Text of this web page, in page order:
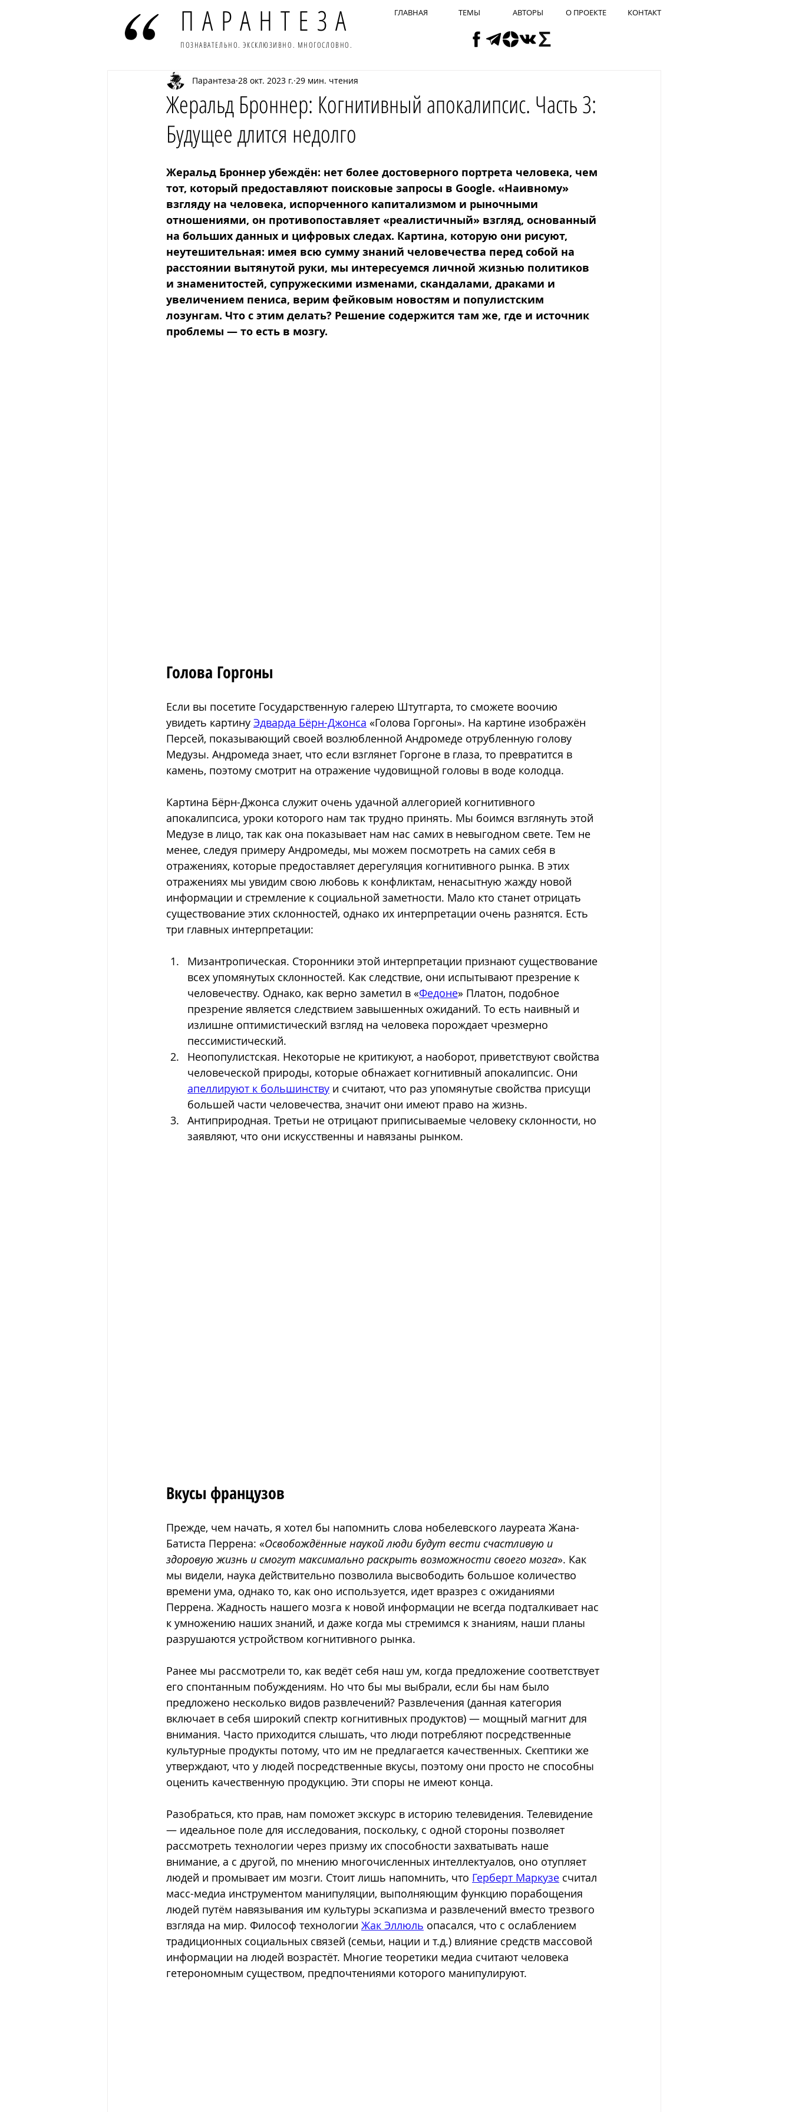
ПАРАНТЕЗА
ПОЗНАВАТЕЛЬНО. ЭКСКЛЮЗИВНО. МНОГОСЛОВНО.
ГЛАВНАЯ ТЕМЫ АВТОРЫ О ПРОЕКТЕ КОНТАКТ
Жеральд Броннер: Когнитивный апокалипсис. Часть 3:
Будущее длится недолго
Парантеза 28 окт. 2023 г. 29 мин. чтения
Жеральд Броннер убеждён: нет более достоверного портрета человека, чем
тот, который предоставляют поисковые запросы в Google. «Наивному»
взгляду на человека, испорченного капитализмом и рыночными
отношениями, он противопоставляет «реалистичный» взгляд, основанный
на больших данных и цифровых следах. Картина, которую они рисуют,
неутешительная: имея всю сумму знаний человечества перед собой на
расстоянии вытянутой руки, мы интересуемся личной жизнью политиков
и знаменитостей, супружескими изменами, скандалами, драками и
увеличением пениса, верим фейковым новостям и популистским
лозунгам. Что с этим делать? Решение содержится там же, где и источник
проблемы — то есть в мозгу.
Голова Горгоны
Если вы посетите Государственную галерею Штутгарта, то сможете воочию
увидеть картину Эдварда Бёрн-Джонса «Голова Горгоны». На картине изображён
Персей, показывающий своей возлюбленной Андромеде отрубленную голову
Медузы. Андромеда знает, что если взглянет Горгоне в глаза, то превратится в
камень, поэтому смотрит на отражение чудовищной головы в воде колодца.
Картина Бёрн-Джонса служит очень удачной аллегорией когнитивного
апокалипсиса, уроки которого нам так трудно принять. Мы боимся взглянуть этой
Медузе в лицо, так как она показывает нам нас самих в невыгодном свете. Тем не
менее, следуя примеру Андромеды, мы можем посмотреть на самих себя в
отражениях, которые предоставляет дерегуляция когнитивного рынка. В этих
отражениях мы увидим свою любовь к конфликтам, ненасытную жажду новой
информации и стремление к социальной заметности. Мало кто станет отрицать
существование этих склонностей, однако их интерпретации очень разнятся. Есть
три главных интерпретации:
Мизантропическая. Сторонники этой интерпретации признают существование
всех упомянутых склонностей. Как следствие, они испытывают презрение к
человечеству. Однако, как верно заметил в «Федоне» Платон, подобное
презрение является следствием завышенных ожиданий. То есть наивный и
излишне оптимистический взгляд на человека порождает чрезмерно
пессимистический.
Неопопулистская. Некоторые не критикуют, а наоборот, приветствуют свойства
человеческой природы, которые обнажает когнитивный апокалипсис. Они
апеллируют к большинству и считают, что раз упомянутые свойства присущи
большей части человечества, значит они имеют право на жизнь.
Антиприродная. Третьи не отрицают приписываемые человеку склонности, но
заявляют, что они искусственны и навязаны рынком.
Вкусы французов
Прежде, чем начать, я хотел бы напомнить слова нобелевского лауреата Жана-
Батиста Перрена: «Освобождённые наукой люди будут вести счастливую и
здоровую жизнь и смогут максимально раскрыть возможности своего мозга». Как
мы видели, наука действительно позволила высвободить большое количество
времени ума, однако то, как оно используется, идет вразрез с ожиданиями
Перрена. Жадность нашего мозга к новой информации не всегда подталкивает нас
к умножению наших знаний, и даже когда мы стремимся к знаниям, наши планы
разрушаются устройством когнитивного рынка.
Ранее мы рассмотрели то, как ведёт себя наш ум, когда предложение соответствует
его спонтанным побуждениям. Но что бы мы выбрали, если бы нам было
предложено несколько видов развлечений? Развлечения (данная категория
включает в себя широкий спектр когнитивных продуктов) — мощный магнит для
внимания. Часто приходится слышать, что люди потребляют посредственные
культурные продукты потому, что им не предлагается качественных. Скептики же
утверждают, что у людей посредственные вкусы, поэтому они просто не способны
оценить качественную продукцию. Эти споры не имеют конца.
Разобраться, кто прав, нам поможет экскурс в историю телевидения. Телевидение
— идеальное поле для исследования, поскольку, с одной стороны позволяет
рассмотреть технологии через призму их способности захватывать наше
внимание, а с другой, по мнению многочисленных интеллектуалов, оно отупляет
людей и промывает им мозги. Стоит лишь напомнить, что Герберт Маркузе считал
масс-медиа инструментом манипуляции, выполняющим функцию порабощения
людей путём навязывания им культуры эскапизма и развлечений вместо трезвого
взгляда на мир. Философ технологии Жак Эллюль опасался, что с ослаблением
традиционных социальных связей (семьи, нации и т.д.) влияние средств массовой
информации на людей возрастёт. Многие теоретики медиа считают человека
гетерономным существом, предпочтениями которого манипулируют.